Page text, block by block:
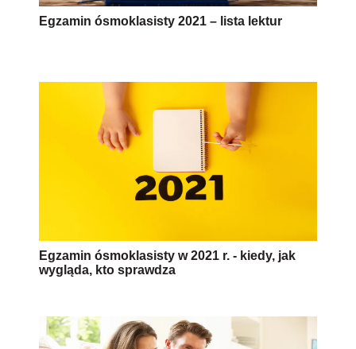
Egzamin ósmoklasisty 2021 – lista lektur
Egzamin ósmoklasisty w 2021 r. - kiedy, jak
wygląda, kto sprawdza